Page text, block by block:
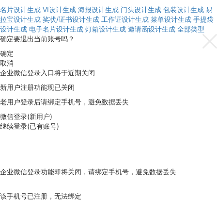
名片设计生成 VI设计生成 海报设计生成 门头设计生成 包装设计生成 易
拉宝设计生成 奖状/证书设计生成 工作证设计生成 菜单设计生成 手提袋
设计生成 电子名片设计生成 灯箱设计生成 邀请函设计生成 全部类型
确定要退出当前账号吗？
确定
取消
企业微信登录入口将于近期关闭
新用户注册功能现已关闭
老用户登录后请绑定手机号，避免数据丢失
微信登录(新用户)
继续登录(已有账号)
企业微信登录功能即将关闭，请绑定手机号，避免数据丢失
该手机号已注册，无法绑定